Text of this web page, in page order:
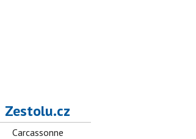
Zestolu.cz
Carcassonne